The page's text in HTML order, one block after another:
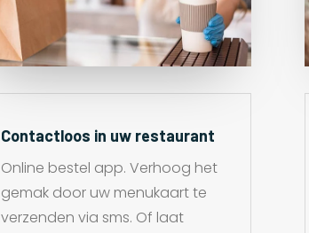
Contactloos in uw restaurant
Online bestel app. Verhoog het
gemak door uw menukaart te
verzenden via sms. Of laat